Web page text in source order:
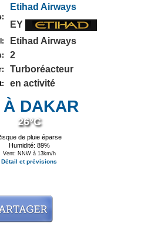
Etihad Airways
EY
Etihad Airways
2
Turboréacteur
en activité
À DAKAR
26°C
de pluie éparse
Humidité: 89%
Vent: NNW à 13km/h
Détail et prévisions